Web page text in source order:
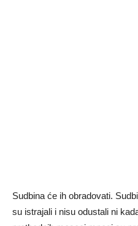
Sudbina će ih obradovati.
su istrajali i nisu odustali ni